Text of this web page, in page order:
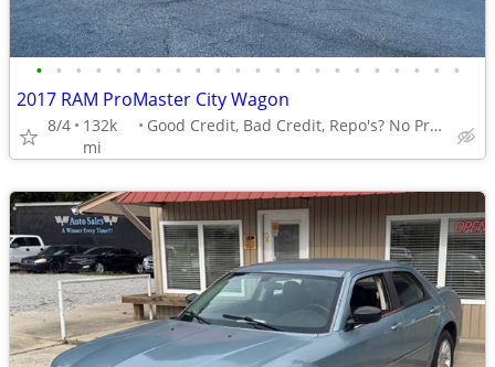
• • • • • • • • • • • • • • • • • • • • • •
2017 RAM ProMaster City Wagon
8/4
132k
mi
Good Credit, Bad Credit, Repo's? No Problem!